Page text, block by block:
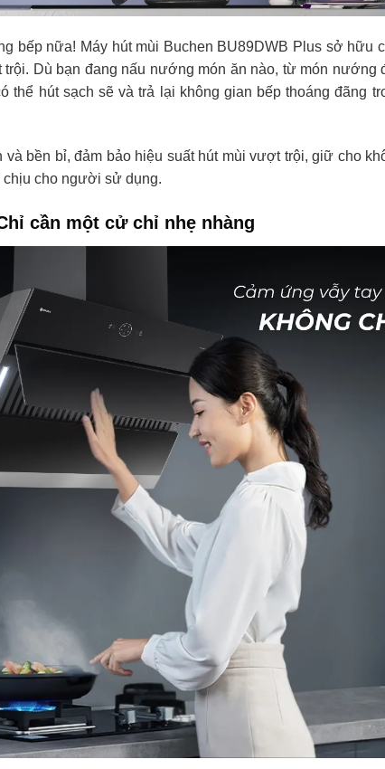
bếp nữa! Máy hút mùi Buchen BU89DWB Plus sở hữu
trội. Dù bạn đang nấu nướng món ăn nào, từ món nướng
thể hút sạch sẽ và trả lại không gian bếp thoáng đãng
bền bỉ, đảm bảo hiệu suất hút mùi vượt trội, giữ cho
chịu cho người sử dụng.
cần một cử chỉ nhẹ nhàng